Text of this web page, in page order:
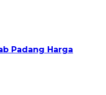
Padang Harga